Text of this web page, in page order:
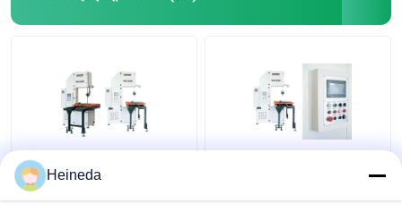
অ্যালুমিনিয়ামের জন্য VH600
প্রস্থ 600 মিমি উল্লম্ব মেটাল
উচ্চ গতি 500-2000m/মিনিট
Heineda